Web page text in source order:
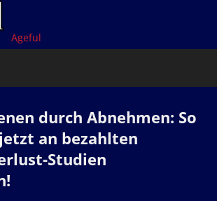
Ageful
durch Abnehmen: So
an bezahlten
Studien